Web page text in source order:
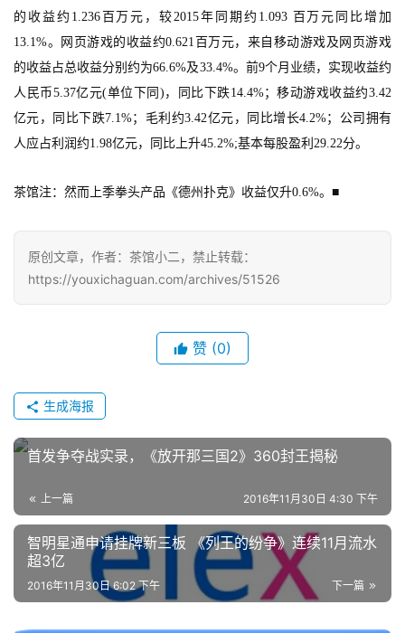
会
海
站
中
(
中
国
的收益约1.236百万元，较2015年同期约1.093 百万元同比增加
13.1%。网页游戏的收益约0.621百万元，来自移动游戏及网页游戏
的收益占总收益分别约为66.6%及33.4%。前9个月业绩，实现收益约
人民币5.37亿元(单位下同)，同比下跌14.4%；移动游戏收益约3.42
亿元，同比下跌7.1%；毛利约3.42亿元，同比增长4.2%；公司拥有
人应占利润约1.98亿元，同比上升45.2%;基本每股盈利29.22分。
茶馆注：然而上季拳头产品《德州扑克》收益仅升0.6%。 ■
原创文章，作者：茶馆小二，禁止转载：
https://youxichaguan.com/archives/51526
赞 (0)
生成海报
首发争夺战实录，《放开那三国2》360封王揭秘
上一篇 2016年11月30日 4:30 下午
智明星通申请挂牌新三板 《列王的纷争》连续11月流水
超3亿
下一篇
2016年11月30日 6:02 下午